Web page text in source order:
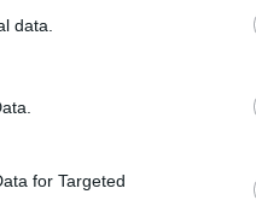
data.
for Targeted